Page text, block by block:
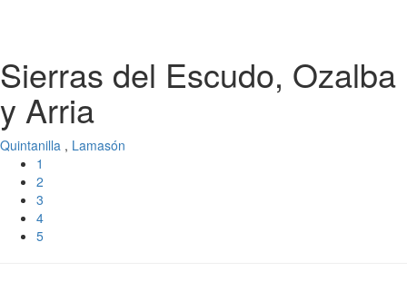
Sierras del Escudo, Ozalba
y Arria
Quintanilla , Lamasón
1
2
3
4
5